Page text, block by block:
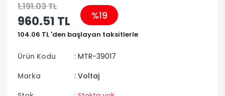
1,191.03 TL
960.51 TL %19
104.06 TL 'den başlayan taksitlerle
Ürün Kodu
: MTR-39017
Marka
: Voltaj